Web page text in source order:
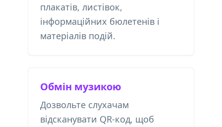
плакатів, листівок,
інформаційних бюлетенів і
матеріалів подій.
Обмін музикою
Дозвольте слухачам
відсканувати QR-код, щоб